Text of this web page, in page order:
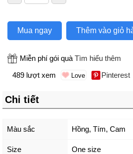
Mua ngay Thêm vào giỏ
Miễn phí gói quà Tìm hiểu thêm
489 lượt xem
Pinterest
Chi tiết
Màu sắc Hồng, Tím, Cam
Size One size